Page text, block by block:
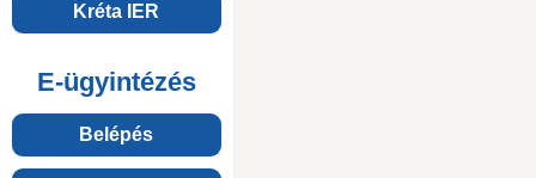
Kréta IER
E-ügyintézés
Belépés